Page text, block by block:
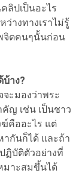
ลิปเป็นอะไร
ว่างทางเราไม่รู้
จิตคนๆนั้นก่อน
าง?
จะมองว่าพระ
ญ เช่น เป็นชาว
คืออะไร แต่
ากันก็ได้ และถ้า
ฏิบัติตัวอย่างที่
มาะสมขึ้นได้